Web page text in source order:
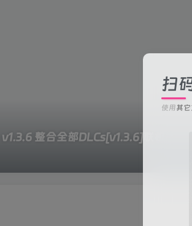
整合全部DLCs[v1.3.6]联机版/
扫
使用其